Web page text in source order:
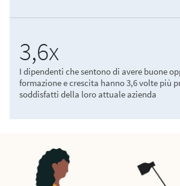
3,6x
I dipendenti che sentono di avere buone
formazione e crescita hanno 3,6 volte più
soddisfatti della loro attuale azienda